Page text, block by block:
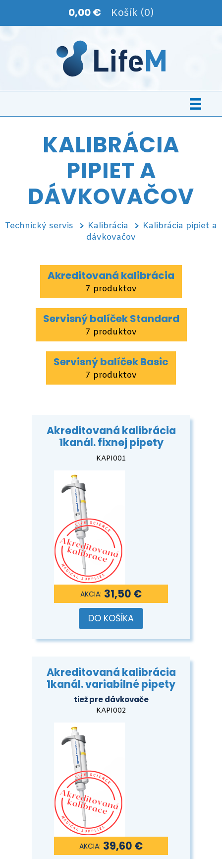
0,00 € Košík (0)
KALIBRÁCIA
PIPIET A
DÁVKOVAČOV
Technický servis Kalibrácia
Kalibrácia pipiet a
dávkovačov
Akreditovaná kalibrácia
7 produktov
Servisný balíček Standard
7 produktov
Servisný balíček Basic
7 produktov
Akreditovaná kalibrácia
1kanál. fixnej pipety
KAPI001
31,50 €
DO KOŠÍKA
Akreditovaná kalibrácia
1kanál. variabilné pipety
tiež pre dávkovače
KAPI002
39,60 €